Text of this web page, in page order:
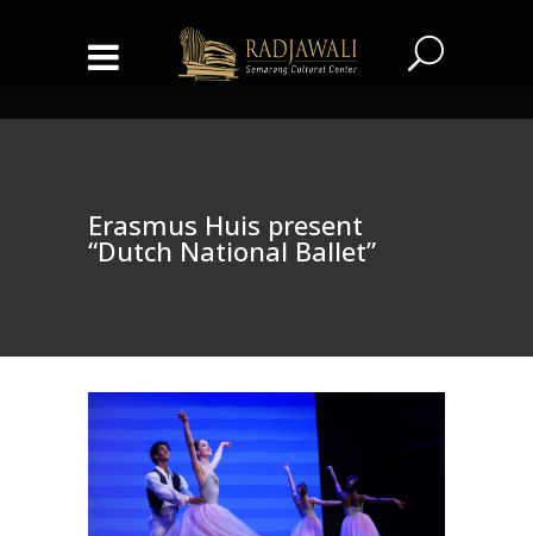
Erasmus Huis present
“Dutch National Ballet”